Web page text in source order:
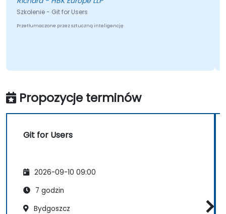
Szkolenie - Git for Users
Przetłumaczone przez sztuczną inteligencję
Propozycje terminów
Git for Users
2026-09-10 09:00
7 godzin
Bydgoszcz